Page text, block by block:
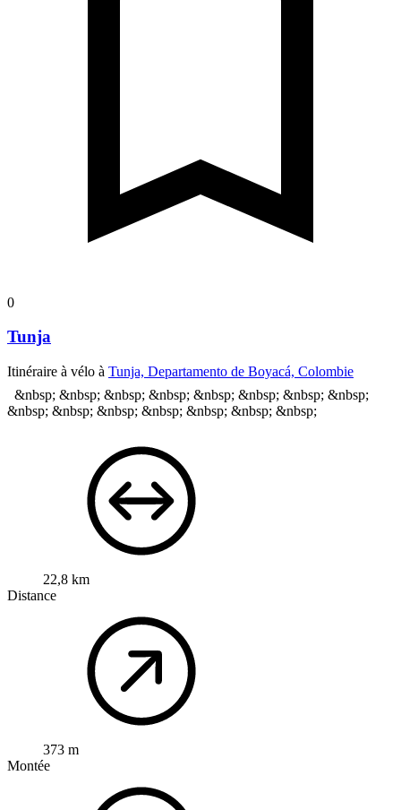
0
Tunja
Itinéraire à vélo à Tunja, Departamento de Boyacá, Colombie
&nbsp; &nbsp; &nbsp; &nbsp; &nbsp; &nbsp; &nbsp; &nbsp;
&nbsp; &nbsp; &nbsp; &nbsp; &nbsp; &nbsp; &nbsp;
22,8 km
Distance
373 m
Montée